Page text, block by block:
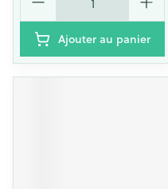
Ajouter au panier